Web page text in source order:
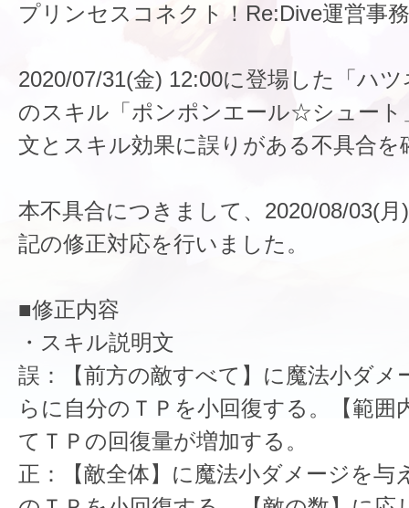
プリンセスコネクト！Re:Dive運営事
2020/07/31(金) 12:00に登場した「ハ
のスキル「ポンポンエール☆シュート
文とスキル効果に誤りがある不具合を
本不具合につきまして、2020/08/03(
記の修正対応を行いました。
■修正内容
・スキル説明文
誤：【前方の敵すべて】に魔法小ダメ
らに自分のＴＰを小回復する。【範囲
てＴＰの回復量が増加する。
正：【敵全体】に魔法小ダメージを与